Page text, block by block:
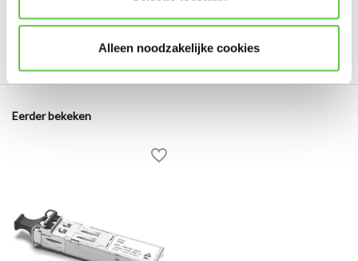
Alleen noodzakelijke cookies
Eerder bekeken